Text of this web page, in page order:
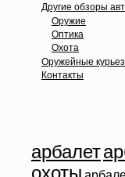
Другие обзоры
Оружие
Оптика
Охота
Оружейные
Контакты
арбалет
охоты